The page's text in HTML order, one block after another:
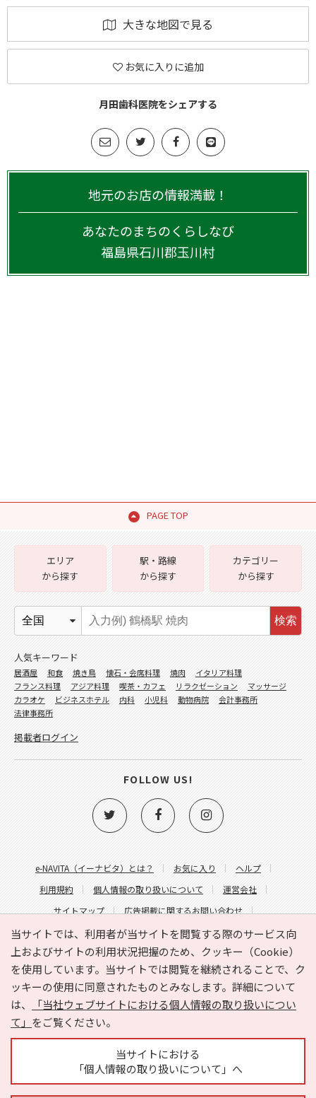
大きな地図で見る
お気に入りに追加
月田歯科医院をシェアする
地元のお店の情報満載！
あなたのまちのくらしなび
福島県石川郡玉川村
PAGE TOP
当サイトでは、利用者が当サイトを閲覧する際のサービス向
上およびサイトの利用状況把握のため、クッキー（Cookie）
を使用しています。当サイトでは閲覧を継続されることで、ク
ッキーの使用に同意されたものとみなします。詳細について
は、
「当社ウェブサイトにおける個人情報の取り扱いについ
て」 をご覧ください。
当サイトにおける
「個人情報の取り扱いについて」へ
e-NAVITA（イーナビタ）とは？ お気に入り
ヘルプ
利用規約
個人情報の取り扱いについて
運営会社
サイトマップ
広告掲載に関するお問い合わせ
サイトの内容に関するお問い合わせ
エリア
から探す
駅・路線
から探す
カテゴリー
から探す
検索
人気キーワード
居酒屋 和食 焼き鳥 懐石・会席料理 焼肉
イタリア料理
フランス料理
アジア料理 喫茶・カフェ リラクゼーション
マッサージ
カラオケ
ビジネスホテル 内科 小児科 動物病院
会計事務所
法律事務所
掲載者ログイン
FOLLOW US!
Copyright © HYOJITO.Co.,Ltd. All Rights Reserved.